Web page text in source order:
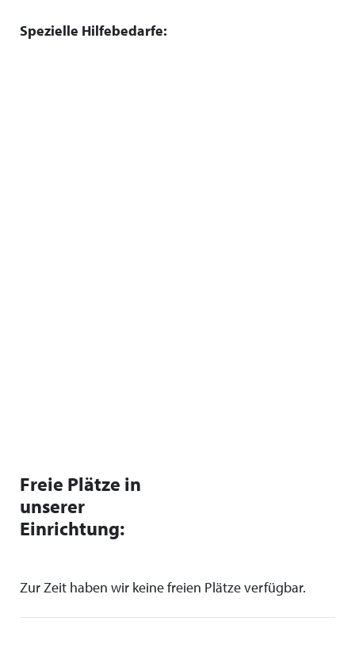
Spezielle Hilfebedarfe:
Freie Plätze in
unserer
Einrichtung:
Zur Zeit haben wir keine freien Plätze verfügbar.